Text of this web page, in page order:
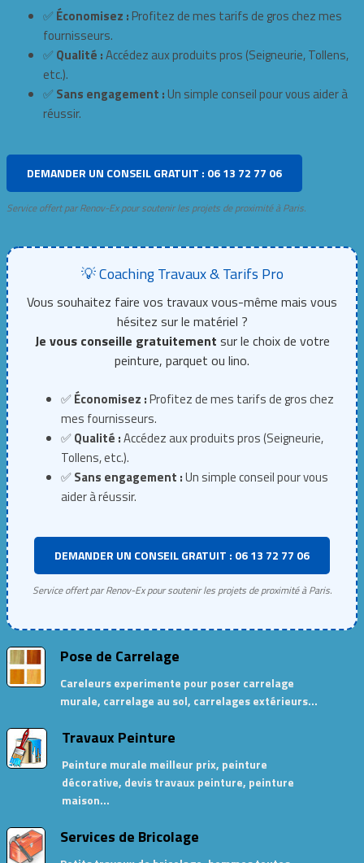
✅ Économisez : Profitez de mes tarifs de gros chez mes
fournisseurs.
✅ Qualité :Accédez aux produits pros (Seigneurie, Tollens,
etc.).
✅ Sans engagement : Un simple conseil pour vous aider à
réussir.
DEMANDER UN CONSEIL GRATUIT : 06 13 72 77 06
Service offert par Renov-Ex pour soutenir les projets de proximité à Paris.
💡 Coaching Travaux & Tarifs Pro
Vous souhaitez faire vos travaux vous-même mais vous
hésitez sur le matériel ?
Je vous conseille gratuitement sur le choix de votre
peinture, parquet ou lino.
✅Économisez :Profitez de mes tarifs de gros chez
mes fournisseurs.
✅Qualité :Accédez aux produits pros (Seigneurie,
Tollens, etc.).
✅Sans engagement :Un simple conseil pour vous
aider à réussir.
DEMANDER UN CONSEIL GRATUIT : 06 13 72 77 06
Service offert par Renov-Ex pour soutenir les projets de proximité à Paris.
Pose de Carrelage
Careleurs experimente pour poser carrelage
murale, carrelage au sol, carrelages extérieurs…
Travaux Peinture
Peinture murale meilleur prix, peinture
décorative, devis travaux peinture, peinture
maison…
Services de Bricolage